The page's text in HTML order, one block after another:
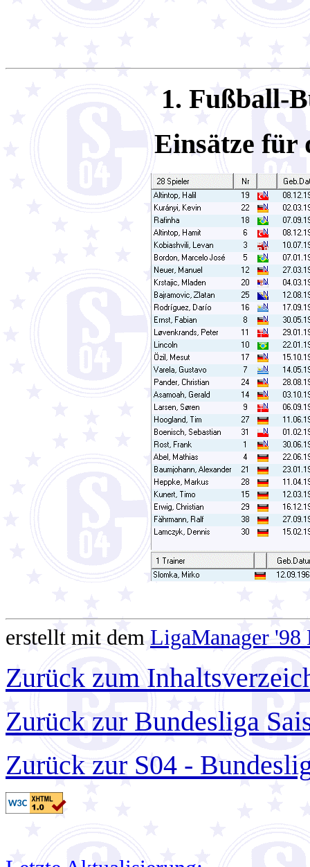
1. Fußball-
Einsätze für
erstellt mit dem LigaManager '98
Zurück zum
Zurück zur Bundesliga
Zurück zur S04 -